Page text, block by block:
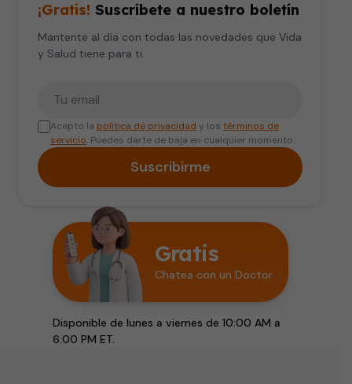
¡Gratis! Suscríbete a nuestro boletín
Mantente al día con todas las novedades que Vida
y Salud tiene para ti.
Acepto la política de privacidad y los términos de
servicio. Puedes darte de baja en cualquier momento.
Suscribirme
Gratis
Chatea con un Doctor
Disponible de lunes a viernes de 10:00 AM a
6:00 PM ET.